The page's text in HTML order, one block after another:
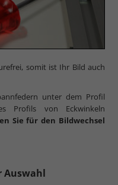
somit ist Ihr Bild auch
unter dem Profil
Profils von Eckwinkeln
Sie für den Bildwechsel
Auswahl